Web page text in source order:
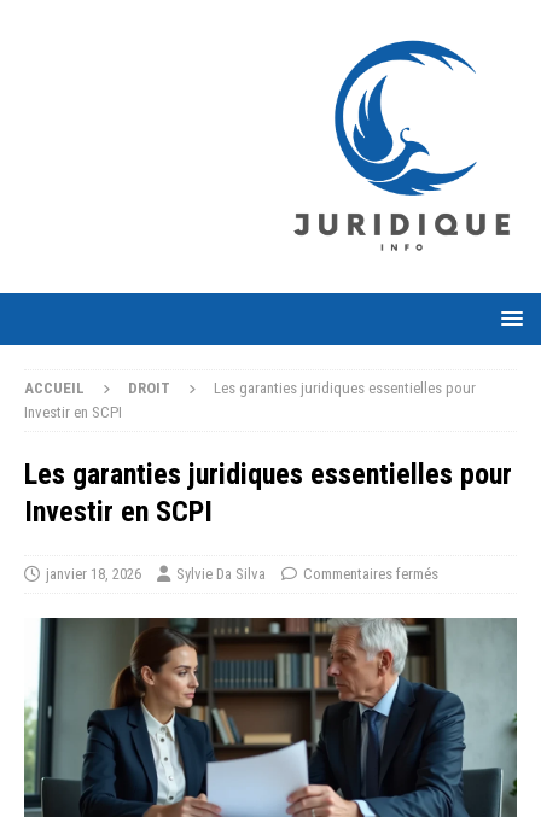
ACCUEIL DROIT
Les garanties juridiques essentielles pour
Investir en SCPI
Les garanties juridiques essentielles pour
Investir en SCPI
janvier 18, 2026 Sylvie Da Silva Commentaires fermés